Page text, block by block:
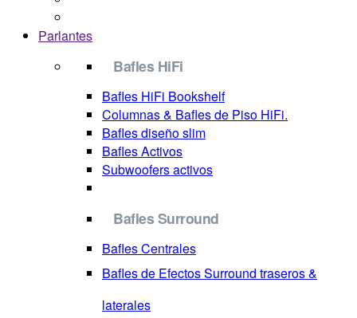
Parlantes
Bafles HiFi
Bafles HiFi Bookshelf
Columnas & Bafles de Piso HiFi.
Bafles diseño slim
Bafles Activos
Subwoofers activos
Bafles Surround
Bafles Centrales
Bafles de Efectos Surround traseros &
laterales